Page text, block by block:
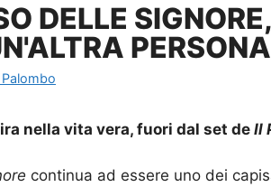
DELLE
PERSONA
nella vita vera, fuori dal set de Il
continua ad essere uno dei